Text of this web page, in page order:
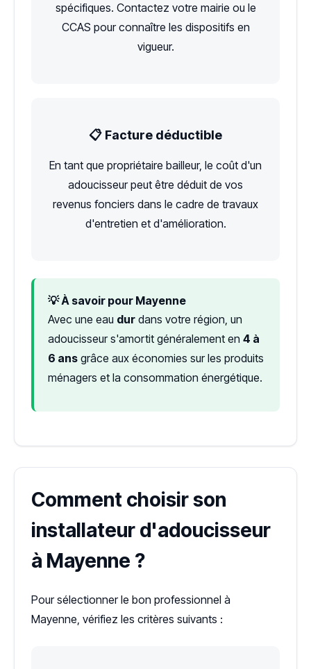
spécifiques. Contactez votre mairie ou le
CCAS pour connaître les dispositifs en
vigueur.
📋 Facture déductible
En tant que propriétaire bailleur, le coût d'un
adoucisseur peut être déduit de vos
revenus fonciers dans le cadre de travaux
d'entretien et d'amélioration.
💡 À savoir pour Mayenne
Avec une eau dur dans votre région, un
adoucisseur s'amortit généralement en 4 à
6 ans grâce aux économies sur les produits
ménagers et la consommation énergétique.
Comment choisir son
installateur d'adoucisseur
à Mayenne ?
Pour sélectionner le bon professionnel à
Mayenne, vérifiez les critères suivants :